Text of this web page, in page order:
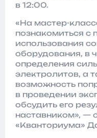
в 12:00.
«На мастер-
познакомиться с
использования
оборудования, в
определения
электролитов, а
возможность
в проведении
обсудить его
наставником», —
«Кванториума»